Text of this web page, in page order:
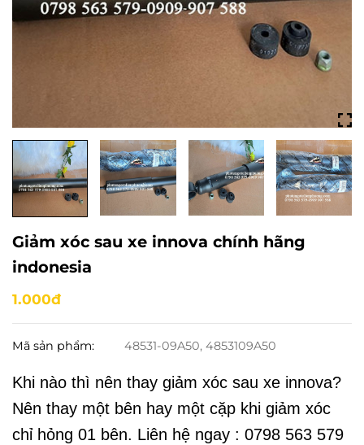
Giảm xóc sau xe innova chính hãng
indonesia
1.000đ
Mã sản phẩm: 48531-09A50, 4853109A50
Khi nào thì nên thay giảm xóc sau xe innova?
Nên thay một bên hay một cặp khi giảm xóc
chỉ hỏng 01 bên. Liên hệ ngay : 0798 563 579